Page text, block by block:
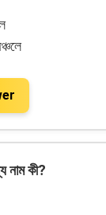
নাম কী?